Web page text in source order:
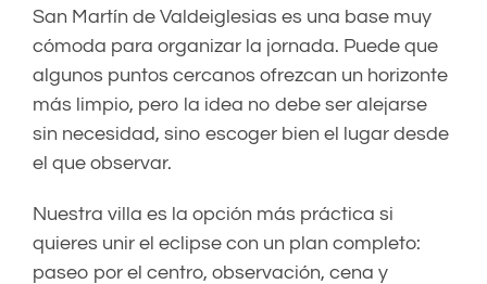
San Martín de Valdeiglesias es una base muy
cómoda para organizar la jornada. Puede que
algunos puntos cercanos ofrezcan un horizonte
más limpio, pero la idea no debe ser alejarse
sin necesidad, sino escoger bien el lugar desde
el que observar.
Nuestra villa es la opción más práctica si
quieres unir el eclipse con un plan completo:
paseo por el centro, observación, cena y